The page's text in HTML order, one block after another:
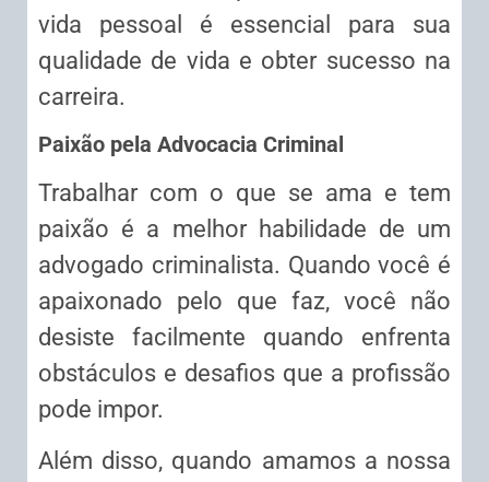
vida pessoal é essencial para sua
qualidade de vida e obter sucesso na
carreira.
Paixão pela Advocacia Criminal
Trabalhar com o que se ama e tem
paixão é a melhor habilidade de um
advogado criminalista. Quando você é
apaixonado pelo que faz, você não
desiste facilmente quando enfrenta
obstáculos e desafios que a profissão
pode impor.
Além disso, quando amamos a nossa